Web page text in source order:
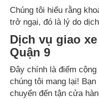
Chúng tôi hiểu rằng
trở ngại, đó là lý do
Dịch vụ giao
Quận 9
Đây chính là điểm
chúng tôi mang lại!
chuyển đến tận cửa